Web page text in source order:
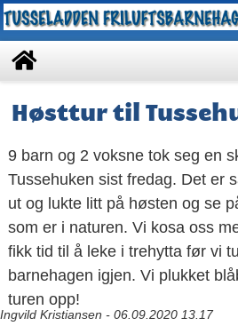
Høsttur til
9 barn og 2 voksne tok seg en
Tussehuken sist fredag. Det er
ut og lukte litt på høsten og se
som er i naturen. Vi kosa oss
fikk tid til å leke i trehytta før vi
barnehagen igjen. Vi plukket
turen opp!
Ingvild Kristiansen - 06.09.2020 13.17